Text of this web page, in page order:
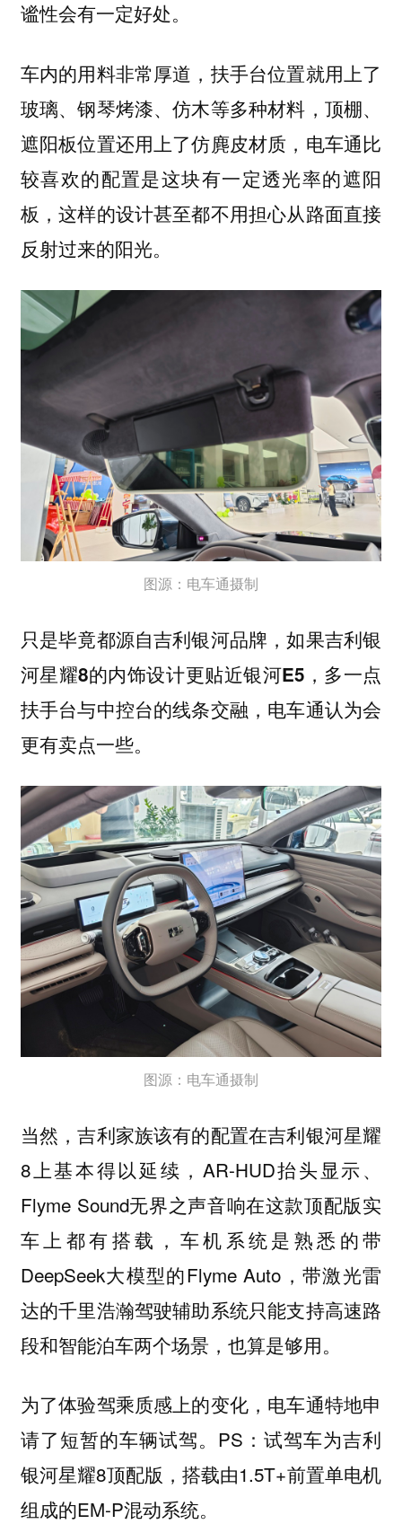
谧性会有一定好处。
车内的用料非常厚道，扶手台位置就用上了
玻璃、钢琴烤漆、仿木等多种材料，顶棚、
遮阳板位置还用上了仿麂皮材质， 电车通比
较喜欢的配置是这块有一定透光率的遮阳
板，这样的设计甚至都不用担心从路面直接
反射过来的阳光。
图源：电车通摄制
只是毕竟都源自吉利银河品牌，如果吉利银
河星耀8的内饰设计更贴近银河E5，多一点
扶手台与中控台的线条交融，电车通认为会
更有卖点一些。
图源：电车通摄制
当然，吉利家族该有的配置在吉利银河星耀
8上基本得以延续，AR-HUD抬头显示、
Flyme Sound无界之声音响在这款顶配版实
车上都有搭载，车机系统是熟悉的带
DeepSeek大模型的Flyme Auto，带激光雷
达的千里浩瀚驾驶辅助系统只能支持高速路
段和智能泊车两个场景，也算是够用。
为了体验驾乘质感上的变化，电车通特地申
请了短暂的车辆试驾。PS：试驾车为吉利
银河星耀8顶配版，搭载由1.5T+前置单电机
组成的EM-P混动系统。